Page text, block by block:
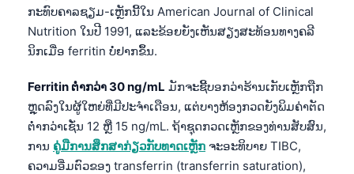
ກະທົບຄາລຊຽມ-ເຫຼັກນີ້ໃນ American Journal of Clinical
Nutrition ໃນປີ 1991, ແລະຂ້ອຍຍັງເຫັນສຽງສະທ້ອນທາງຄລີ
ນິກເມື່ອ ferritin ບໍ່ຢາກຂຶ້ນ.
Ferritin ຕໍ່າກວ່າ 30 ng/mL ມັກຈະຊີ້ບອກວ່າຮ້ານເກັບເຫຼັກຖືກ
ຫຼຸດລົງໃນຜູ້ໃຫຍ່ທີ່ມີປະຈຳເດືອນ, ແຕ່ບາງຫ້ອງກວດຍັງພິມຄ່າຕັດ
ຕໍ່າກວ່າເຊັ່ນ 12 ຫຼື 15 ng/mL. ຖ້າຊຸດກວດເຫຼັກຂອງທ່ານສັບສົນ,
ການ ຄູ່ມືການສຶກສາກ່ຽວກັບທາດເຫຼັກ ຈະອະທິບາຍ TIBC,
ຄວາມອີ່ມຕົວຂອງ transferrin (transferrin saturation),